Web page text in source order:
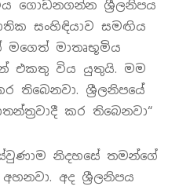
ගොඩනගන්න ශ්‍රීලනිපය
සංහිඳියාව සමඟිය
මාතෘභූමිය
එකතු විය යුතුයි. මම
තිබෙනවා. ශ්‍රීලනිපයේ
කර තිබෙනවා“
නිදහසේ තමන්ගේ
අද ශ්‍රීලනිපය